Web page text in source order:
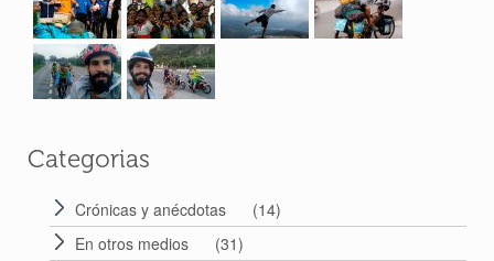
Categorias
Crónicas y anécdotas
(14)
En otros medios
(31)